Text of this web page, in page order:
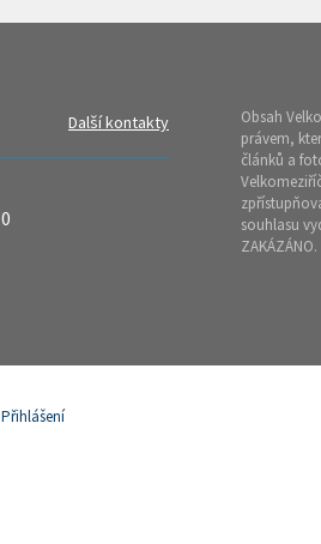
Další kontakty
Obsah
právem,
článků a
souhlasu
ZAKÁZÁNO.
Přihlášení